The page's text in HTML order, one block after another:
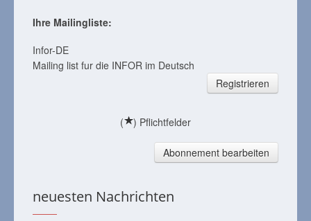
Ihre Mailingliste:
Infor-DE
Mailing list fur die INFOR im Deutsch
Registrieren
( ) Pflichtfelder
Abonnement bearbeiten
neuesten Nachrichten